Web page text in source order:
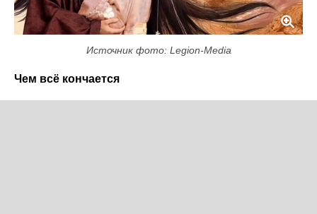
Источник фото: Legion-Media
Чем всё кончается